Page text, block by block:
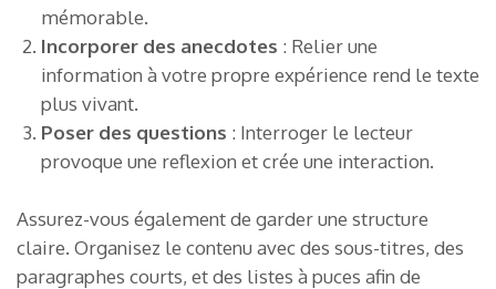
mémorable.
Incorporer des anecdotes : Relier une
information à votre propre expérience rend le texte
plus vivant.
Poser des questions : Interroger le lecteur
provoque une reflexion et crée une interaction.
Assurez-vous également de garder une structure
claire. Organisez le contenu avec des sous-titres, des
paragraphes courts, et des listes à puces afin de